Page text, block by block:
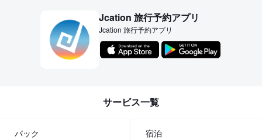
Jcation 旅行予約アプリ
Jcation 旅行予約アプリ
サービス一覧
パック 宿泊